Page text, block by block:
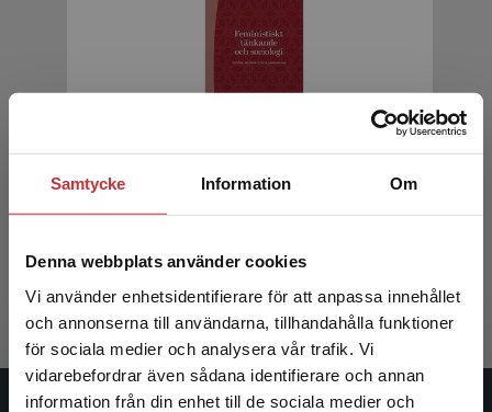
Samtycke Information Om
Denna webbplats använder cookies
Vi använder enhetsidentifierare för att anpassa innehållet
och annonserna till användarna, tillhandahålla funktioner
för sociala medier och analysera vår trafik. Vi
vidarebefordrar även sådana identifierare och annan
information från din enhet till de sociala medier och
Begränsad fraktregion
Feministiskt tänkande och sociologi
337 krinkl. moms
Exkl. moms: 318 kr